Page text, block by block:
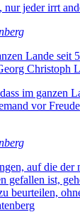
nur jeder irrt
im ganzen
vor Freude